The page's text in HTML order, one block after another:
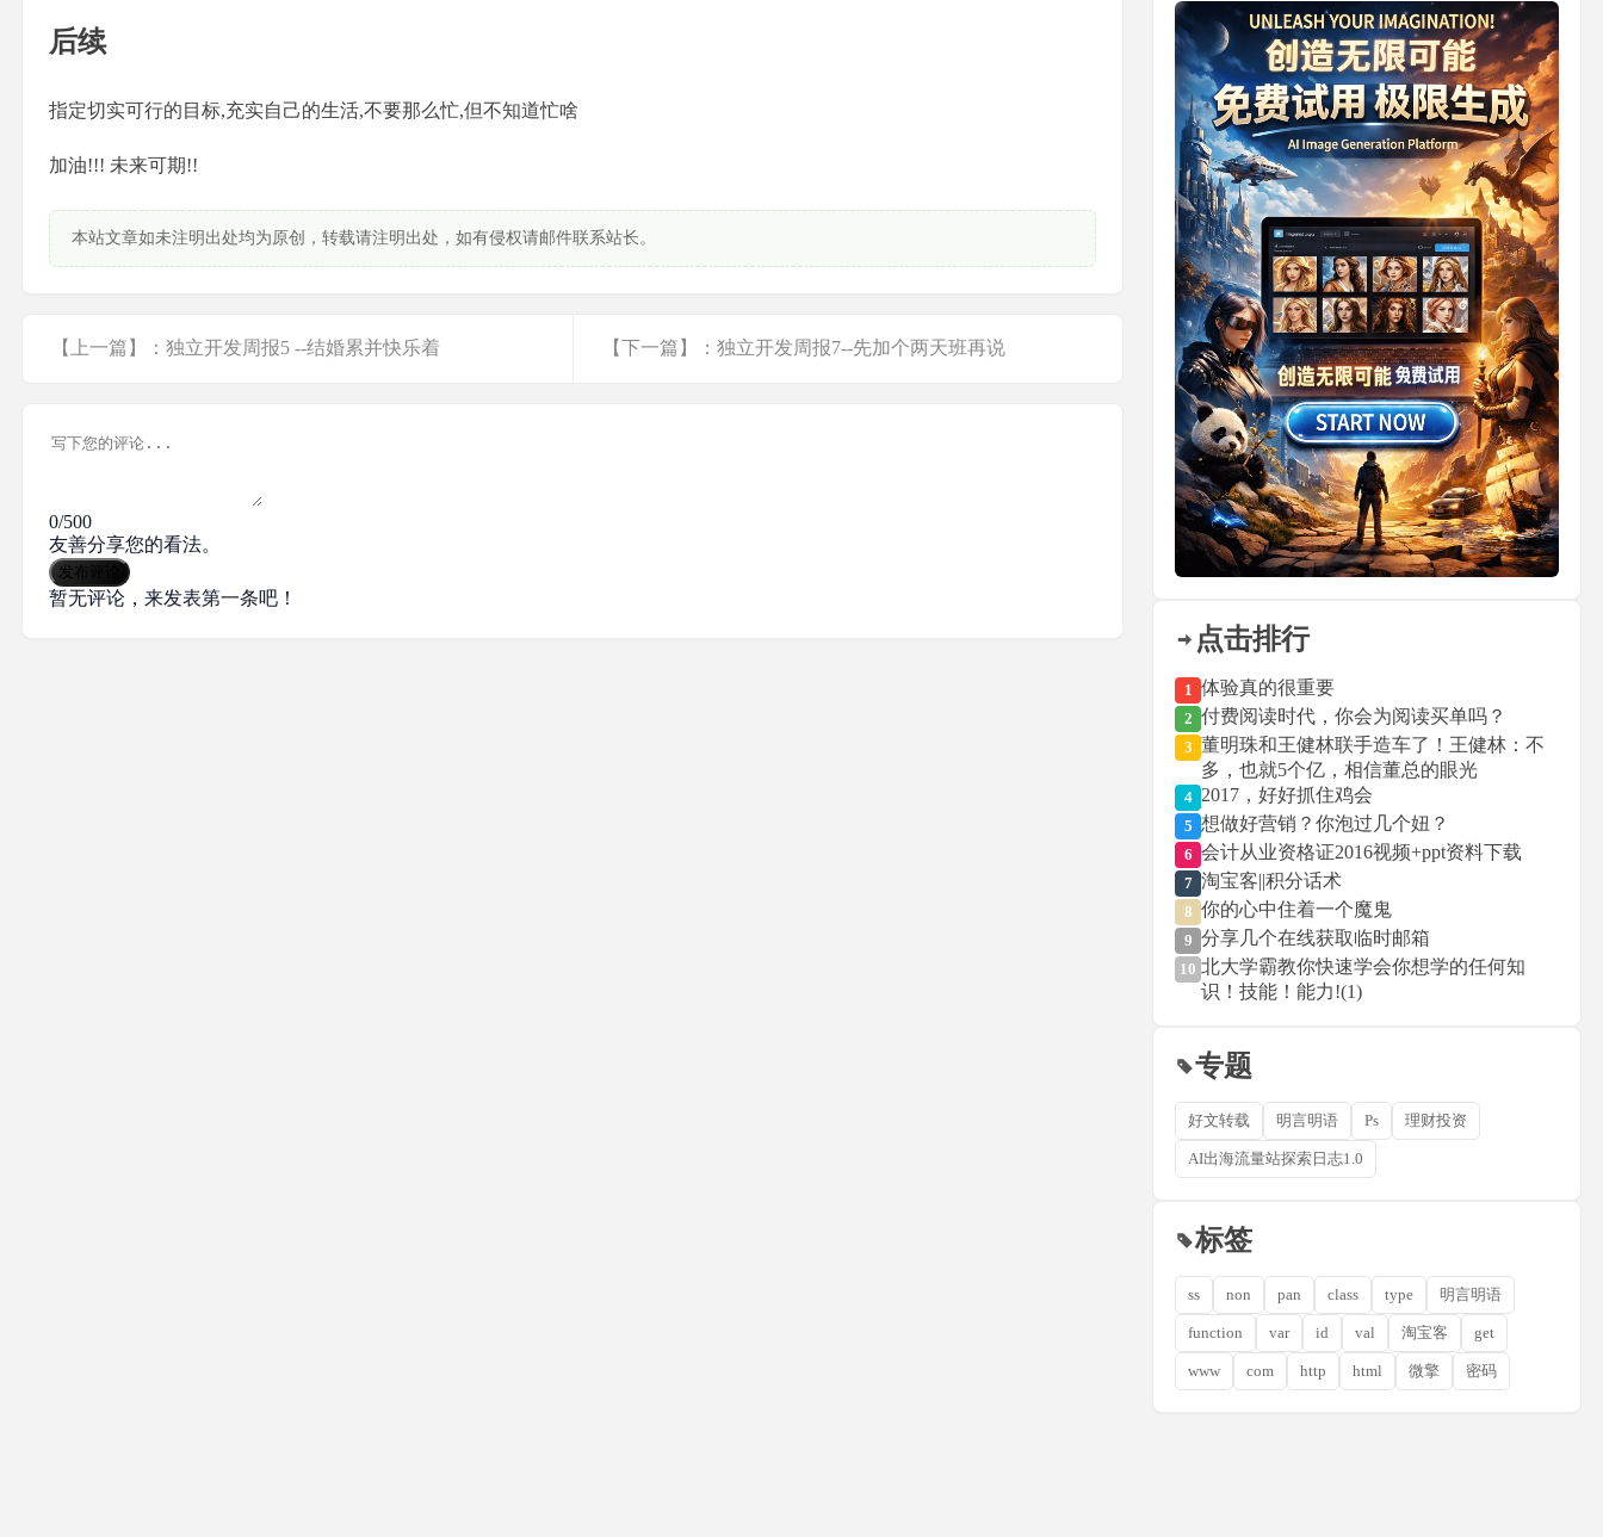
后续
指定切实可行的目标,充实自己的生活,不要那么忙,但不知道忙啥
加油!!! 未来可期!!
本站文章如未注明出处均为原创，转载请注明出处，如有侵权请邮件联系站长。
【上一篇】：独立开发周报5 --结婚累并快乐着 【下一篇】：独立开发周报7--先加个两天班再说
0/500
友善分享您的看法。
发布评论
暂无评论，来发表第一条吧！
点击排行
1 体验真的很重要
2 付费阅读时代，你会为阅读买单吗？
3 董明珠和王健林联手造车了！王健林：不
多，也就5个亿，相信董总的眼光
4 2017，好好抓住鸡会
5 想做好营销？你泡过几个妞？
6 会计从业资格证2016视频+ppt资料下载
7 淘宝客||积分话术
8 你的心中住着一个魔鬼
9 分享几个在线获取临时邮箱
10 北大学霸教你快速学会你想学的任何知
识！技能！能力!(1)
专题
好文转载 明言明语 Ps 理财投资
AI出海流量站探索日志1.0
标签
ss non pan class type 明言明语
function var id val 淘宝客 get
www com http html 微擎 密码